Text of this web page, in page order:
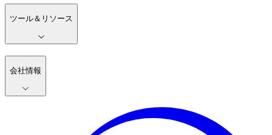
ツール＆リソース
会社情報